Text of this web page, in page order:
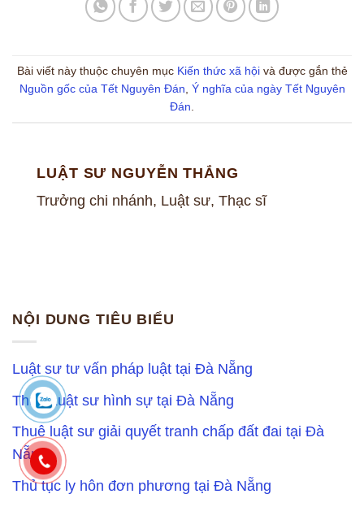
Bài viết này thuộc chuyên mục Kiến thức xã hộivà được gắn thẻ
Nguồn gốc của Tết Nguyên Đán Ý nghĩa của ngày Tết Nguyên
Đán
LUẬT SƯ NGUYỄN THẮNG
Trưởng chi nhánh, Luật sư, Thạc sĩ
NỘI DUNG TIÊU BIỂU
Luật sư tư vấn pháp luật tại Đà Nẵng
Thuê Luật sư hình sự tại Đà Nẵng
Thuê luật sư giải quyết tranh chấp đất đai tại Đà
Nẵng
Thủ tục ly hôn đơn phương tại Đà Nẵng